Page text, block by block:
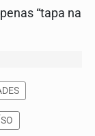
“tapa na